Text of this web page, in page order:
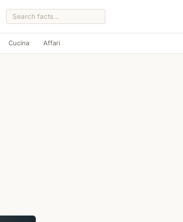
Cucina Affari